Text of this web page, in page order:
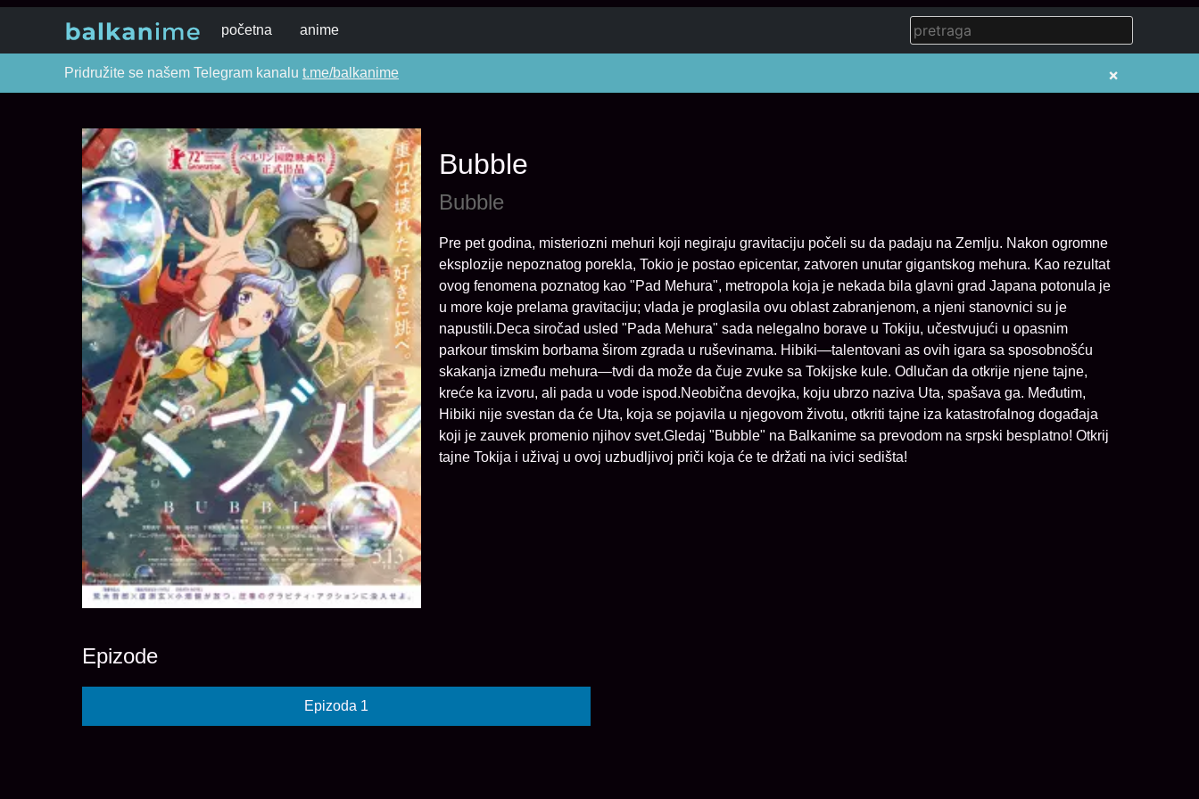
početna anime
Pridružite se našem Telegram kanalu t.me/balkanime ×
Bubble
Bubble
Pre pet godina, misteriozni mehuri koji negiraju gravitaciju počeli su da padaju na Zemlju. Nakon ogromne
eksplozije nepoznatog porekla, Tokio je postao epicentar, zatvoren unutar gigantskog mehura. Kao rezultat
ovog fenomena poznatog kao "Pad Mehura", metropola koja je nekada bila glavni grad Japana potonula je
u more koje prelama gravitaciju; vlada je proglasila ovu oblast zabranjenom, a njeni stanovnici su je
napustili.Deca siročad usled "Pada Mehura" sada nelegalno borave u Tokiju, učestvujući u opasnim
parkour timskim borbama širom zgrada u ruševinama. Hibiki—talentovani as ovih igara sa sposobnošću
skakanja između mehura—tvdi da može da čuje zvuke sa Tokijske kule. Odlučan da otkrije njene tajne,
kreće ka izvoru, ali pada u vode ispod.Neobična devojka, koju ubrzo naziva Uta, spašava ga. Međutim,
Hibiki nije svestan da će Uta, koja se pojavila u njegovom životu, otkriti tajne iza katastrofalnog događaja
koji je zauvek promenio njihov svet.Gledaj "Bubble" na Balkanime sa prevodom na srpski besplatno! Otkrij
tajne Tokija i uživaj u ovoj uzbudljivoj priči koja će te držati na ivici sedišta!
Epizode
Epizoda 1